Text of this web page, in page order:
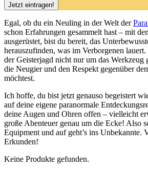
Egal, ob du ein Neuling in der Welt der
schon Erfahrungen gesammelt hast – mit
ausgerüstet, ‌bist du⁣ bereit, das
⁣herauszufinden, was⁢ im Verborgenen ⁤lauert.
der Geisterjagd nicht nur um das Werkzeug
die Neugier und ‍den⁢ Respekt gegenüber
möchtest.
Ich hoffe, du bist ⁢jetzt‍ genauso begeistert
auf deine ⁣eigene paranormale
deine Augen⁤ und Ohren offen – vielleicht
große Abenteuer genau ⁤um die Ecke! Also
Equipment und ⁢auf geht’s‌ ins Unbekannte.
Erkunden!
Keine Produkte gefunden.